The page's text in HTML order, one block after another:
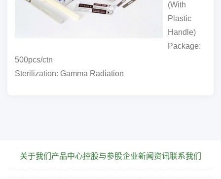
(With
Plastic
Handle)
Package:
500pcs/ctn
Sterilization: Gamma Radiation
关于我们 产品中心控股与参股企业新闻资讯联系我们